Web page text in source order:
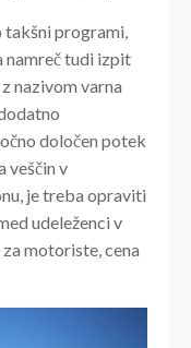
takšni programi,
namreč tudi izpit
nazivom varna
določen potek
veščin v
je treba opraviti
udeleženci v
motoriste, cena